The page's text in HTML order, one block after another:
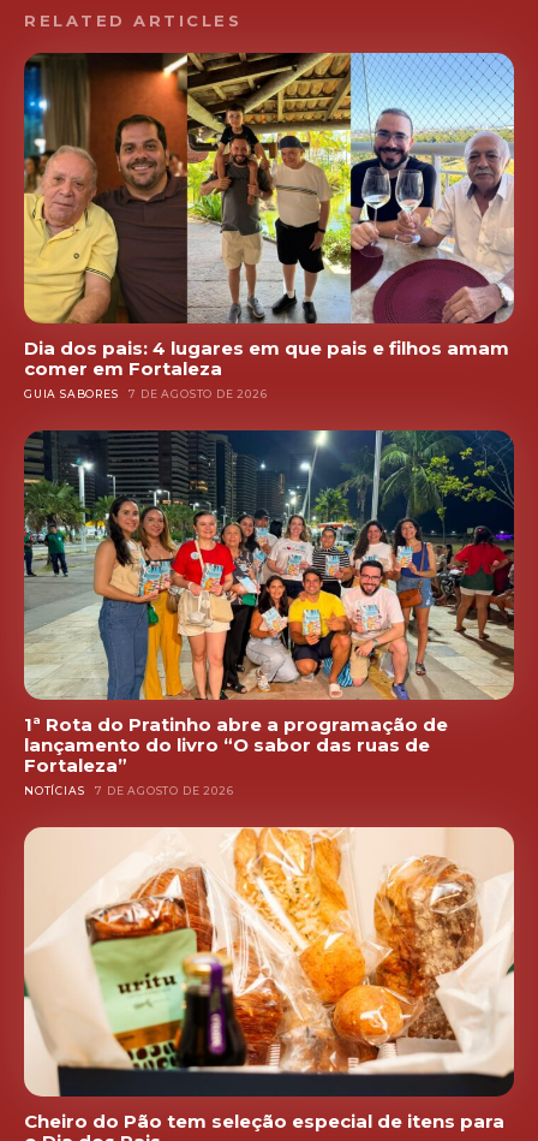
RELATED ARTICLES
Dia dos pais: 4 lugares em que pais e filhos amam
comer em Fortaleza
GUIA SABORES 7 DE AGOSTO DE 2026
1ª Rota do Pratinho abre a programação de
lançamento do livro “O sabor das ruas de
Fortaleza”
NOTÍCIAS 7 DE AGOSTO DE 2026
Cheiro do Pão tem seleção especial de itens para